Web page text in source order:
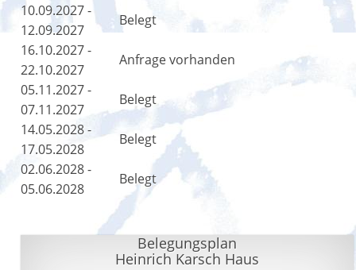
10.09.2027 -
12.09.2027
Belegt
16.10.2027 -
22.10.2027
Anfrage vorhanden
05.11.2027 -
07.11.2027
Belegt
14.05.2028 -
17.05.2028
Belegt
02.06.2028 -
05.06.2028
Belegt
Belegungsplan
Heinrich Karsch Haus